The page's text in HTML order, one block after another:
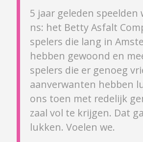
5 jaar geleden speelden
ns: het Betty Asfalt
spelers die lang in
hebben gewoond en
spelers die er genoeg
aanverwanten hebben
ons toen met redelijk
zaal vol te krijgen. Dat
lukken. Voelen we.